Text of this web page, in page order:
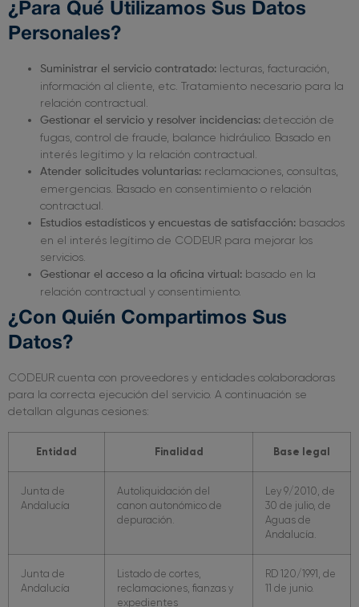
¿Para Qué Utilizamos Sus Datos
Personales?
Suministrar el servicio contratado: lecturas, facturación,
información al cliente, etc. Tratamiento necesario para la
relación contractual.
Gestionar el servicio y resolver incidencias: detección de
fugas, control de fraude, balance hidráulico. Basado en
interés legítimo y la relación contractual.
Atender solicitudes voluntarias: reclamaciones, consultas,
emergencias. Basado en consentimiento o relación
contractual.
Estudios estadísticos y encuestas de satisfacción: basados
en el interés legítimo de CODEUR para mejorar los
servicios.
Gestionar el acceso a la oficina virtual: basado en la
relación contractual y consentimiento.
¿Con Quién Compartimos Sus
Datos?
CODEUR cuenta con proveedores y entidades colaboradoras
para la correcta ejecución del servicio. A continuación se
detallan algunas cesiones:
Entidad Finalidad Base legal
Junta de
Andalucía
Autoliquidación del
canon autonómico de
depuración.
Ley 9/2010, de
30 de julio, de
Aguas de
Andalucía.
Junta de
Andalucía
Listado de cortes,
reclamaciones, fianzas y
expedientes
RD 120/1991, de
11 de junio.